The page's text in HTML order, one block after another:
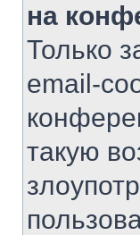
на
Только
email-
такую